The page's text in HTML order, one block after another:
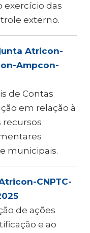
exercício das
externo.
Atricon-
Ampcon-
de Contas
em relação à
recursos
municipais.
CNPTC-
de ações
e ao